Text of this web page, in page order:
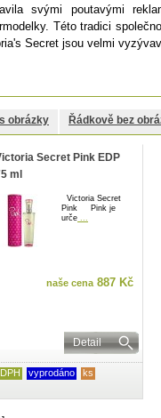
svými poutavými
Této tradici
Secret jsou velmi
obrázky Řádkově bez
Secret Pink EDP
ml
Victoria Secret
Pink Pink je
urče ...
naše cena887 Kč
Detail
vyprodáno ks